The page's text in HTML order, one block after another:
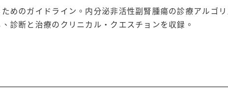
めのガイドライン。内分泌非活性副腎腫瘍の診療アルゴ
診断と治療のクリニカル・クエスチョンを収録。